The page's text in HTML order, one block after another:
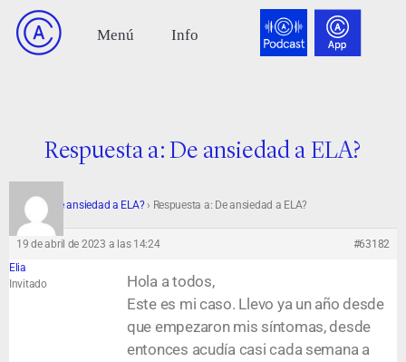
Respuesta a: De ansiedad a ELA?
Foro › De ansiedad a ELA?› Respuesta a: De ansiedad a ELA?
19 de abril de 2023 a las 14:24
#63182
Elia
Invitado
Hola a todos,
Este es mi caso. Llevo ya un año desde
que empezaron mis síntomas, desde
entonces acudía casi cada semana a